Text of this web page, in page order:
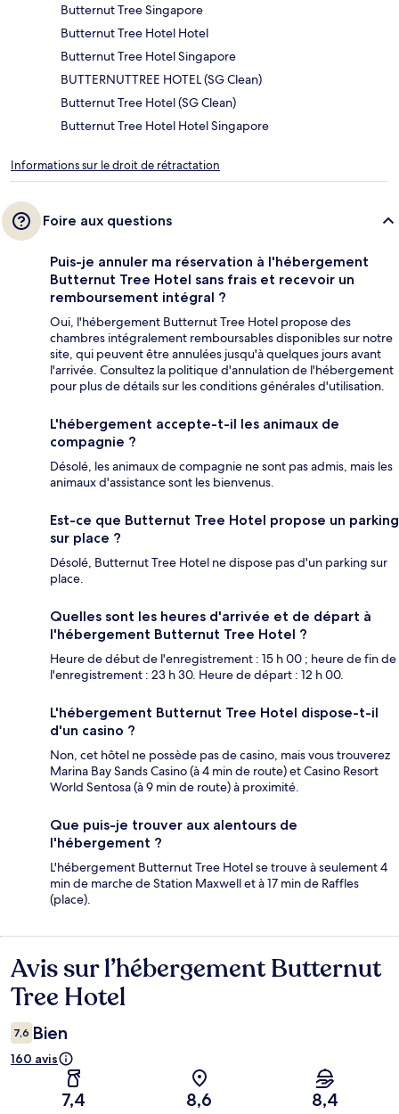
Butternut Tree Singapore
Butternut Tree Hotel Hotel
Butternut Tree Hotel Singapore
BUTTERNUTTREE HOTEL (SG Clean)
Butternut Tree Hotel (SG Clean)
Butternut Tree Hotel Hotel Singapore
Informations sur le droit de rétractation
Foire aux questions
Puis-je annuler ma réservation à l'hébergement
Butternut Tree Hotel sans frais et recevoir un
remboursement intégral ?
Oui, l'hébergement Butternut Tree Hotel propose des
chambres intégralement remboursables disponibles sur notre
site, qui peuvent être annulées jusqu'à quelques jours avant
l'arrivée. Consultez la politique d'annulation de l'hébergement
pour plus de détails sur les conditions générales d'utilisation.
L'hébergement accepte-t-il les animaux de
compagnie ?
Désolé, les animaux de compagnie ne sont pas admis, mais les
animaux d'assistance sont les bienvenus.
Est-ce que Butternut Tree Hotel propose un parking
sur place ?
Désolé, Butternut Tree Hotel ne dispose pas d'un parking sur
place.
Quelles sont les heures d'arrivée et de départ à
l'hébergement Butternut Tree Hotel ?
Heure de début de l'enregistrement : 15 h 00 ; heure de fin de
l'enregistrement : 23 h 30. Heure de départ : 12 h 00.
L'hébergement Butternut Tree Hotel dispose-t-il
d'un casino ?
Non, cet hôtel ne possède pas de casino, mais vous trouverez
Marina Bay Sands Casino (à 4 min de route) et Casino Resort
World Sentosa (à 9 min de route) à proximité.
Que puis-je trouver aux alentours de
l'hébergement ?
L'hébergement Butternut Tree Hotel se trouve à seulement 4
min de marche de Station Maxwell et à 17 min de Raffles
(place).
Avis
Avis sur l’hébergement Butternut
Tree Hotel
7,6 Bien
160 avis
7,4 8,6 8,4